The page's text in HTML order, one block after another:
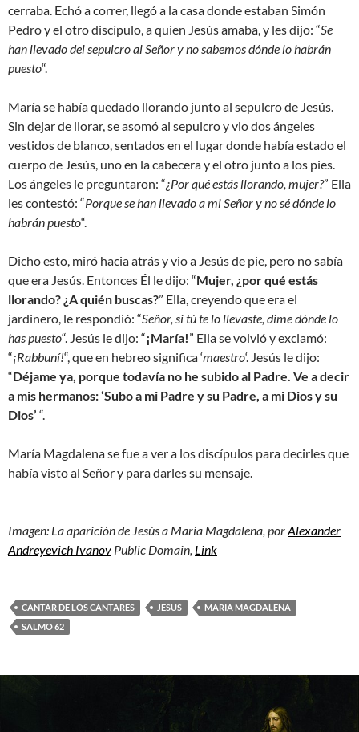
cerraba. Echó a correr, llegó a la casa donde estaban Simón
Pedro y el otro discípulo, a quien Jesús amaba, y les dijo: “Se
han llevado del sepulcro al Señor y no sabemos dónde lo habrán
puesto“.
María se había quedado llorando junto al sepulcro de Jesús.
Sin dejar de llorar, se asomó al sepulcro y vio dos ángeles
vestidos de blanco, sentados en el lugar donde había estado el
cuerpo de Jesús, uno en la cabecera y el otro junto a los pies.
Los ángeles le preguntaron: “¿Por qué estás llorando, mujer?” Ella
les contestó: “Porque se han llevado a mi Señor y no sé dónde lo
habrán puesto“.
Dicho esto, miró hacia atrás y vio a Jesús de pie, pero no sabía
que era Jesús. Entonces Él le dijo: “Mujer, ¿por qué estás
llorando? ¿A quién buscas?” Ella, creyendo que era el
jardinero, le respondió: “Señor, si tú te lo llevaste, dime dónde lo
has puesto“. Jesús le dijo: “¡María!” Ella se volvió y exclamó:
“¡Rabbuní!“, que en hebreo significa ‘maestro‘. Jesús le dijo:
“Déjame ya, porque todavía no he subido al Padre. Ve a decir
a mis hermanos: ‘Subo a mi Padre y su Padre, a mi Dios y su
Dios’ “.
María Magdalena se fue a ver a los discípulos para decirles que
había visto al Señor y para darles su mensaje.
Imagen: La aparición de Jesús a María Magdalena, porAlexander
Andreyevich Ivanov Public Domain, Link
CANTAR DE LOS CANTARES JESUS
MARIA MAGDALENA
SALMO 62